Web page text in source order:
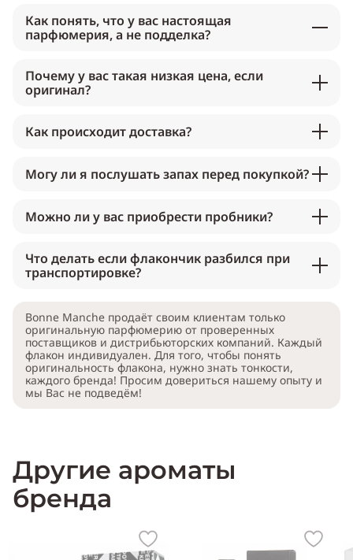
Как понять, что у вас настоящая
парфюмерия, а не подделка?
Почему у вас такая низкая цена, если
оригинал?
Как происходит доставка?
Могу ли я послушать запах перед покупкой?
Можно ли у вас приобрести пробники?
Что делать если флакончик разбился при
транспортировке?
Bonne Manche продаёт своим клиентам только
оригинальную парфюмерию от проверенных
поставщиков и дистрибьюторских компаний. Каждый
флакон индивидуален. Для того, чтобы понять
оригинальность флакона, нужно знать тонкости,
каждого бренда! Просим довериться нашему опыту и
мы Вас не подведём!
Другие ароматы
бренда